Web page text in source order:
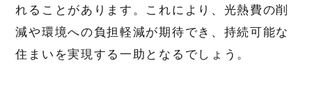
れることがあります。これにより、光熱費の削
減や環境への負担軽減が期待でき、持続可能な
住まいを実現する一助となるでしょう。